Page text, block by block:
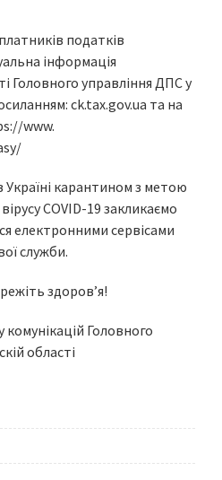
податків
інформація
Головного управління ДПС у
ck.tax.gov.ua та на
www.
Україні карантином з метою
COVID-19 закликаємо
електронними сервісами
служби.
здоров’я!
Головного
області